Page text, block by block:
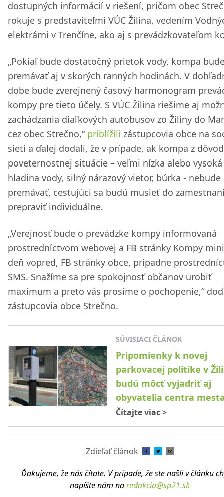
dostupných informácií v riešení, pričom obec
rokuje s predstaviteľmi VÚC Žilina, vedením
elektrárni v Trenčíne, ako aj s prevádzkovateľom
„Pokiaľ bude dostatočný prietok vody, kompa
premávať aj v skorých ranných hodinách. V
dobe bude zverejnený časový harmonogram
kompy pre tieto účely. S VÚC Žilina riešime aj
zachádzania diaľkových autobusov zo Žiliny do
cez obec Strečno,“ priblížili zástupcovia obce na
sieti a ďalej dodali, že v prípade, ak kompa z
poveternostnej situácie – veľmi nízka alebo vysoká
hladina vody, silný nárazový vietor, búrka -
premávať, cestujúci sa budú musieť do
prepraviť individuálne.
„Verejnosť bude o prevádzke kompy informovaná
prostredníctvom webovej a FB stránky Kompy
deň vopred, FB stránky obce, prípadne
SMS. Snažíme sa pre spokojnosť občanov urobiť
maximum a preto vás prosíme o pochopenie,“
zástupcovia obce Strečno.
SÚVISIACI ČLÁNOK
Pripomienky k novej
parkovacej politike v
budú môcť vyjadriť aj
obyvatelia centra
Čítajte viac>
Zdieľať článok
Ďakujeme, že nás čítate. V prípade, že ste našli v článku
napíšte nám naredakcia@sp21.sk